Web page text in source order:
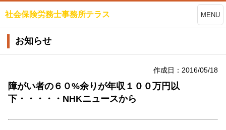
社会保険労務士事務所テラス MENU
お知らせ
作成日：2016/05/18
障がい者の６０%余りが年収１００万円以
下・・・・・NHKニュースから